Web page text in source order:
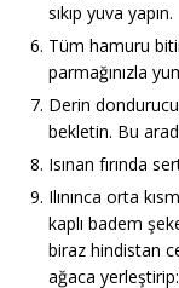
sıkıp yuva yapın.
Tüm hamuru
parmağınızla
Derin
bekletin. Bu
Isınan fırında
Ilınınca orta
kaplı badem
biraz hindistan
ağaca